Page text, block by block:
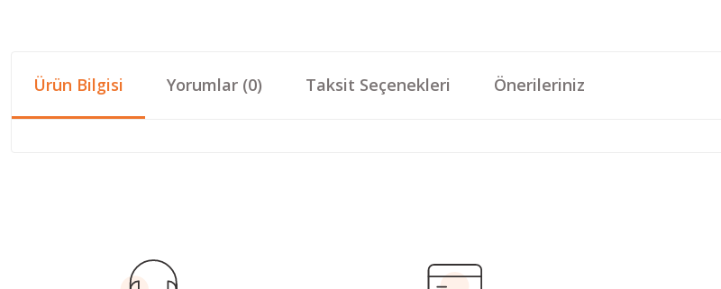
Ürün Bilgisi Yorumlar (0) Taksit Seçenekleri Önerileriniz
Ürün açıklamasında eksik bilgiler bulunuyor.